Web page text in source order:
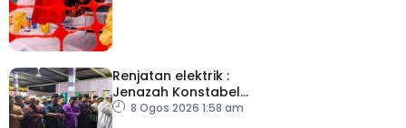
Renjatan elektrik :
Jenazah Konstabel
Muhammad Raimi
8 Ogos 2026 1:58 am